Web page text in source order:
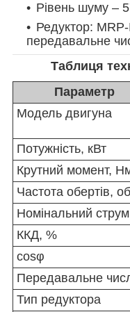
Рівень шуму –
Редуктор:
передавальне
Таблиця
Параметр
Модель двигуна
Потужність, кВт
Крутний момент,
Частота обертів,
Номінальний
ККД, %
cosφ
Передавальне
Тип редуктора